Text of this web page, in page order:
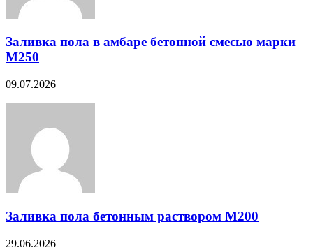
Заливка пола в амбаре бетонной смесью марки
М250
09.07.2026
Заливка пола бетонным раствором М200
29.06.2026